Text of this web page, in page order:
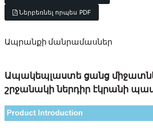
Ներբեռնել որպես PDF
Ապրանքի մանրամասներ
Ապակեպլաստե ցանց
շրջանակի ներդիր էկրանի